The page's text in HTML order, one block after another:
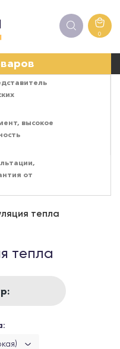
0
высокое
от
тепла
тепла